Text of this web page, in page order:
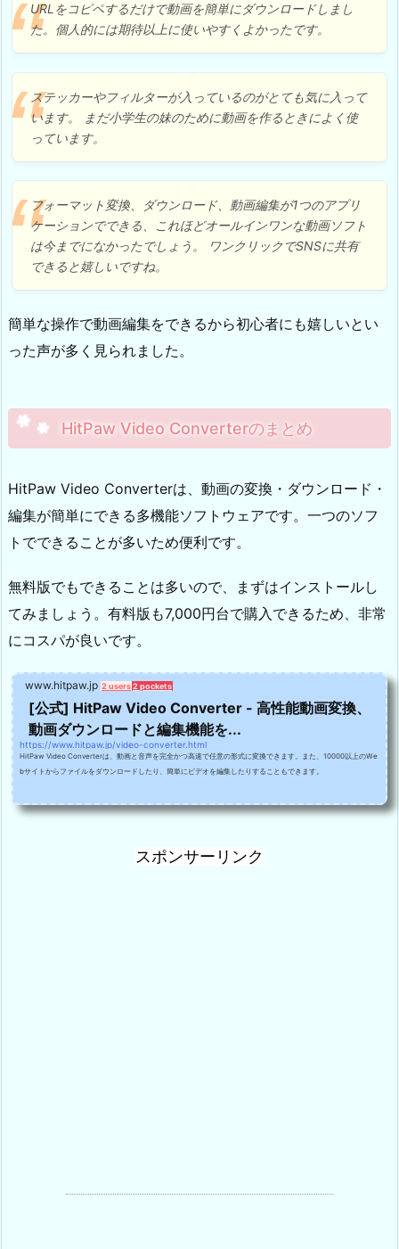
URLをコピペするだけで動画を簡単にダウンロードしまし
た。個人的には期待以上に使いやすくよかったです。
ステッカーやフィルターが入っているのがとても気に入って
います。 まだ小学生の妹のために動画を作るときによく使
っています。
フォーマット変換、ダウンロード、動画編集が1つのアプリ
ケーションでできる、これほどオールインワンな動画ソフト
は今までになかったでしょう。 ワンクリックでSNSに共有
できると嬉しいですね。
簡単な操作で動画編集をできるから初心者にも嬉しいとい
った声が多く見られました。
HitPaw Video Converterのまとめ
HitPaw Video Converterは、動画の変換・ダウンロード・
編集が簡単にできる多機能ソフトウェアです。一つのソフ
トでできることが多いため便利です。
無料版でもできることは多いので、まずはインストールし
てみましょう。有料版も7,000円台で購入できるため、非常
にコスパが良いです。
www.hitpaw.jp 2 users2 pockets
[公式] HitPaw Video Converter - 高性能動画変換、
動画ダウンロードと編集機能を...
https://www.hitpaw.jp/video-converter.html
HitPaw Video Converterは、動画と音声を完全かつ高速で任意の形式に変換できます。また、10000以上のWe
bサイトからファイルをダウンロードしたり、簡単にビデオを編集したりすることもできます。
スポンサーリンク